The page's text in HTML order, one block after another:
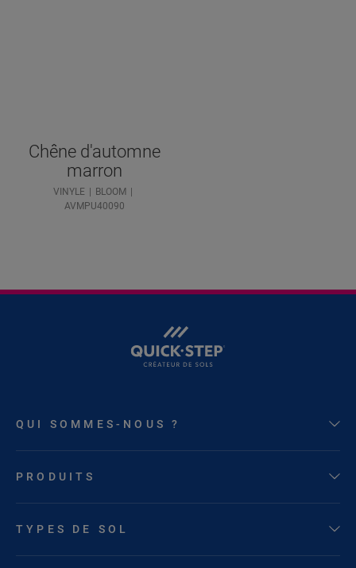
Chêne d'automne
marron
VINYLE
BLOOM
AVMPU40090
QUI SOMMES-NOUS ?
PRODUITS
TYPES DE SOL